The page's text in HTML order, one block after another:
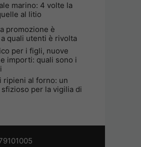
marino: 4 volte la
al litio
promozione è
quali utenti è rivolta
per i figli, nuove
importi: quali sono i
ripieni al forno: un
per la vigilia di